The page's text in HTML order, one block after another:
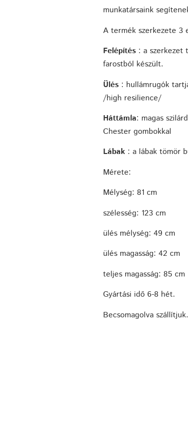
munkatársaink
A termék szerkezete 3
Felépítés : a szerkezet
farostból készült.
Ülés : hullámrugók
/high resilience/
Háttámla: magas
Chester gombokkal
Lábak : a lábak tömör
Mérete:
Mélység: 81 cm
szélesség: 123 cm
ülés mélység: 49 cm
ülés magasság: 42 cm
teljes magasság: 85 cm
Gyártási idő 6-8 hét.
Becsomagolva szállítjuk.